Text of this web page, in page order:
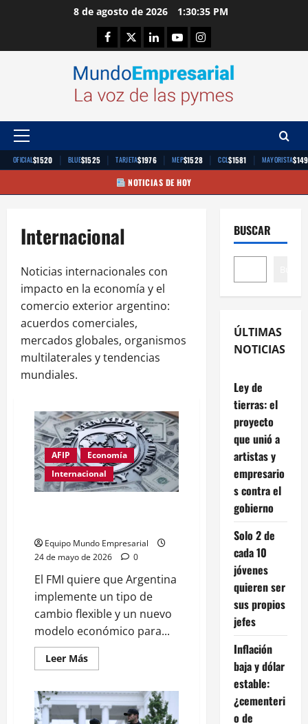
8 de agosto de 2026 1:30:35 PM
Facebook
TwitterLinkedinYoutubeInstagram
Menú
principal
OFICIAL$1520 | BLUE$1525 | TARJETA$1976 | MEP$1528 | CCL$1581 | MAYORISTA
NOTICIAS DE HOY
Internacional
Noticias internacionales con
impacto en la economía y el
comercio exterior argentino:
acuerdos comerciales,
mercados globales, organismos
multilaterales y tendencias
mundiales.
AFIP
Economía
Internacional
Equipo Mundo Empresarial
24 de mayo de 2026
0
El FMI quiere que Argentina
implemente un tipo de
cambio flexible y un nuevo
modelo económico para...
Leer MásLeer
más
El
FMI
quiere
BUSCAR
ÚLTIMAS
NOTICIAS
Ley de
tierras: el
proyecto
que unió a
artistas y
empresario
s contra el
gobierno
Solo 2 de
cada 10
jóvenes
quieren ser
sus propios
jefes
Inflación
baja y dólar
estable:
¿cementeri
o de